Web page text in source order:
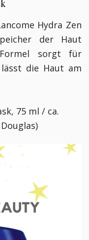
Hydra Zen
der Haut
Formel sorgt für
die Haut am
75 ml / ca.